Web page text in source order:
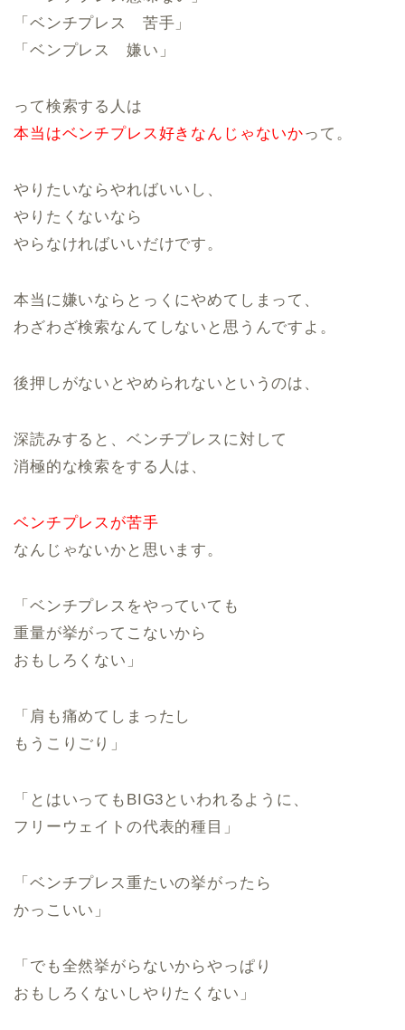
「ベンチプレス 苦手」
「ベンプレス 嫌い」
って検索する人は
本当はベンチプレス好きなんじゃないかって。
やりたいならやればいいし、
やりたくないなら
やらなければいいだけです。
本当に嫌いならとっくにやめてしまって、
わざわざ検索なんてしないと思うんですよ。
後押しがないとやめられないというのは、
深読みすると、ベンチプレスに対して
消極的な検索をする人は、
ベンチプレスが苦手
なんじゃないかと思います。
「ベンチプレスをやっていても
重量が挙がってこないから
おもしろくない」
「肩も痛めてしまったし
もうこりごり」
「とはいってもBIG3といわれるように、
フリーウェイトの代表的種目」
「ベンチプレス重たいの挙がったら
かっこいい」
「でも全然挙がらないからやっぱり
おもしろくないしやりたくない」